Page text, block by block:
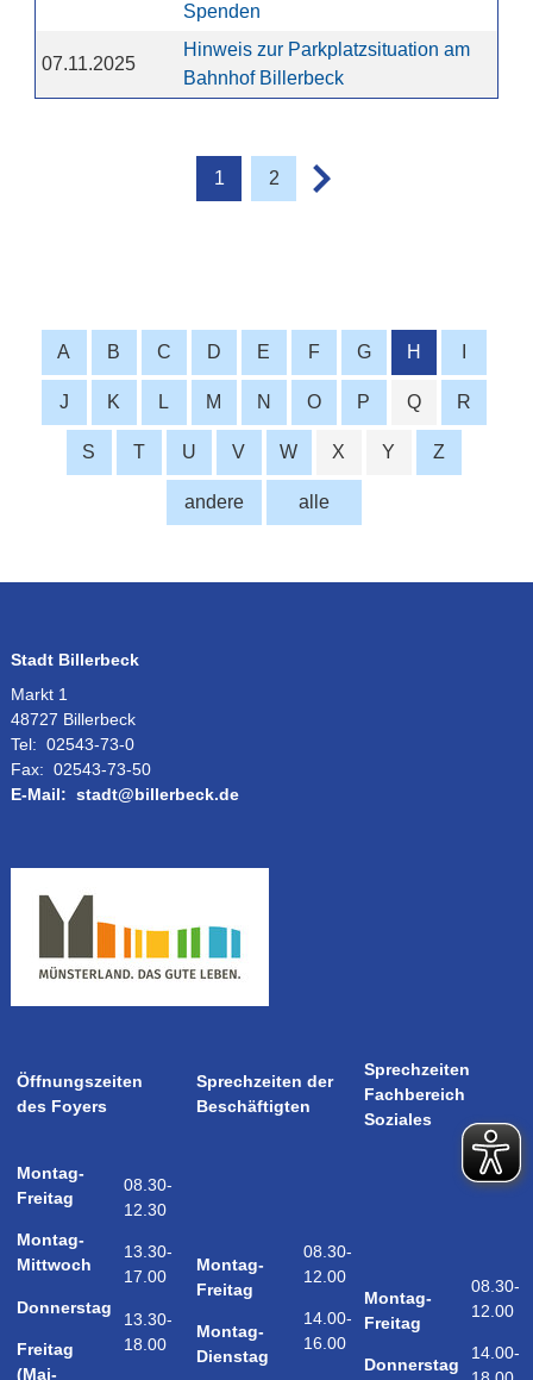
Spenden
07.11.2025
Hinweis zur Parkplatzsituation am
Bahnhof Billerbeck
1 2
alle
A B C D E F G H
J K L M N O P Q R
S T U V W X Y Z
andere
Stadt Billerbeck
Markt 1
48727 Billerbeck
Tel: 02543-73-0
Fax: 02543-73-50
E-Mail: stadt@billerbeck.de
Öffnungszeiten
des Foyers
Sprechzeiten der
Beschäftigten
Sprechzeiten
Fachbereich
Soziales
Montag-
Freitag
Montag-
Mittwoch
Donnerstag
Freitag
(Mai-
08.30-
12.30
13.30-
17.00
13.30-
18.00
Montag-
Freitag
Montag-
Dienstag
08.30-
12.00
14.00-
16.00
Montag-
Freitag
Donnerstag
08.30-
12.00
14.00-